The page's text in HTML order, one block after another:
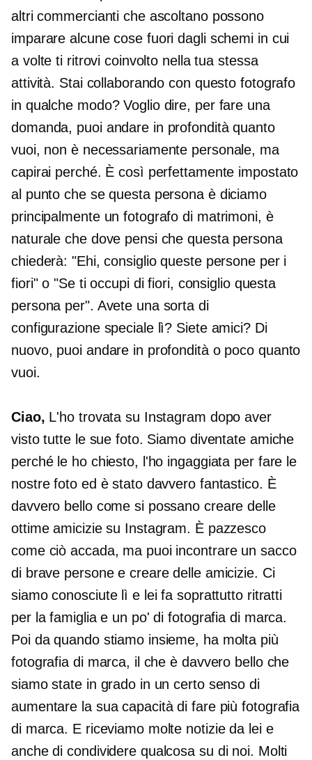
altri commercianti che ascoltano possono
imparare alcune cose fuori dagli schemi in cui
a volte ti ritrovi coinvolto nella tua stessa
attività. Stai collaborando con questo fotografo
in qualche modo? Voglio dire, per fare una
domanda, puoi andare in profondità quanto
vuoi, non è necessariamente personale, ma
capirai perché. È così perfettamente impostato
al punto che se questa persona è diciamo
principalmente un fotografo di matrimoni, è
naturale che dove pensi che questa persona
chiederà: "Ehi, consiglio queste persone per i
fiori" o "Se ti occupi di fiori, consiglio questa
persona per". Avete una sorta di
configurazione speciale lì? Siete amici? Di
nuovo, puoi andare in profondità o poco quanto
vuoi.
Ciao, L'ho trovata su Instagram dopo aver
visto tutte le sue foto. Siamo diventate amiche
perché le ho chiesto, l'ho ingaggiata per fare le
nostre foto ed è stato davvero fantastico. È
davvero bello come si possano creare delle
ottime amicizie su Instagram. È pazzesco
come ciò accada, ma puoi incontrare un sacco
di brave persone e creare delle amicizie. Ci
siamo conosciute lì e lei fa soprattutto ritratti
per la famiglia e un po' di fotografia di marca.
Poi da quando stiamo insieme, ha molta più
fotografia di marca, il che è davvero bello che
siamo state in grado in un certo senso di
aumentare la sua capacità di fare più fotografia
di marca. E riceviamo molte notizie da lei e
anche di condividere qualcosa su di noi. Molti